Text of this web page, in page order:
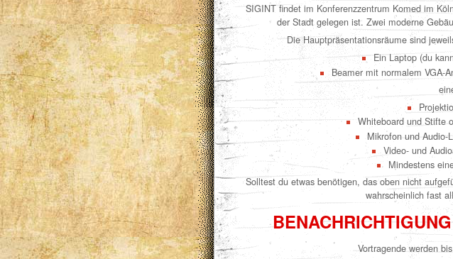
SIGINT findet im Konferenzzentrum Komed im
der Stadt gelegen ist. Zwei moderne
Die Hauptpräsentationsräume sind
Ein Laptop (du
Beamer mit normalem VGA-
Whiteboard und Stifte
Mikrofon und Audio-
Video- und
Mindestens
Solltest du etwas benötigen, das oben nicht
wahrscheinlich fast
Vortragende werden